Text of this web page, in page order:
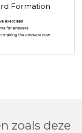
Formation
exercises
for answers
making the answers now
zoals deze